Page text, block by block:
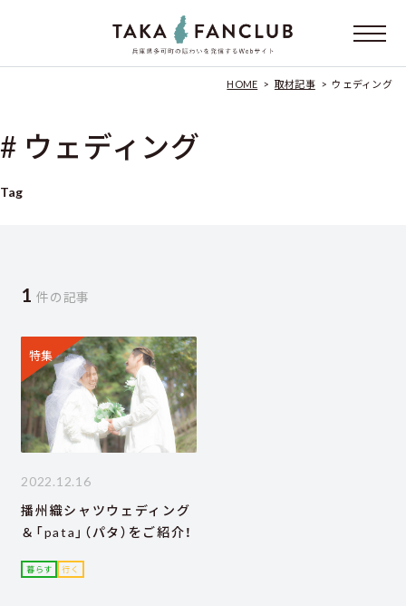
HOME > 取材記事 > ウェディング
# ウェディング
Tag
1 件の記事
特集
2022.12.16
播州織シャツウェディング
＆「pata」（パタ）をご紹介！
暮らす 行く